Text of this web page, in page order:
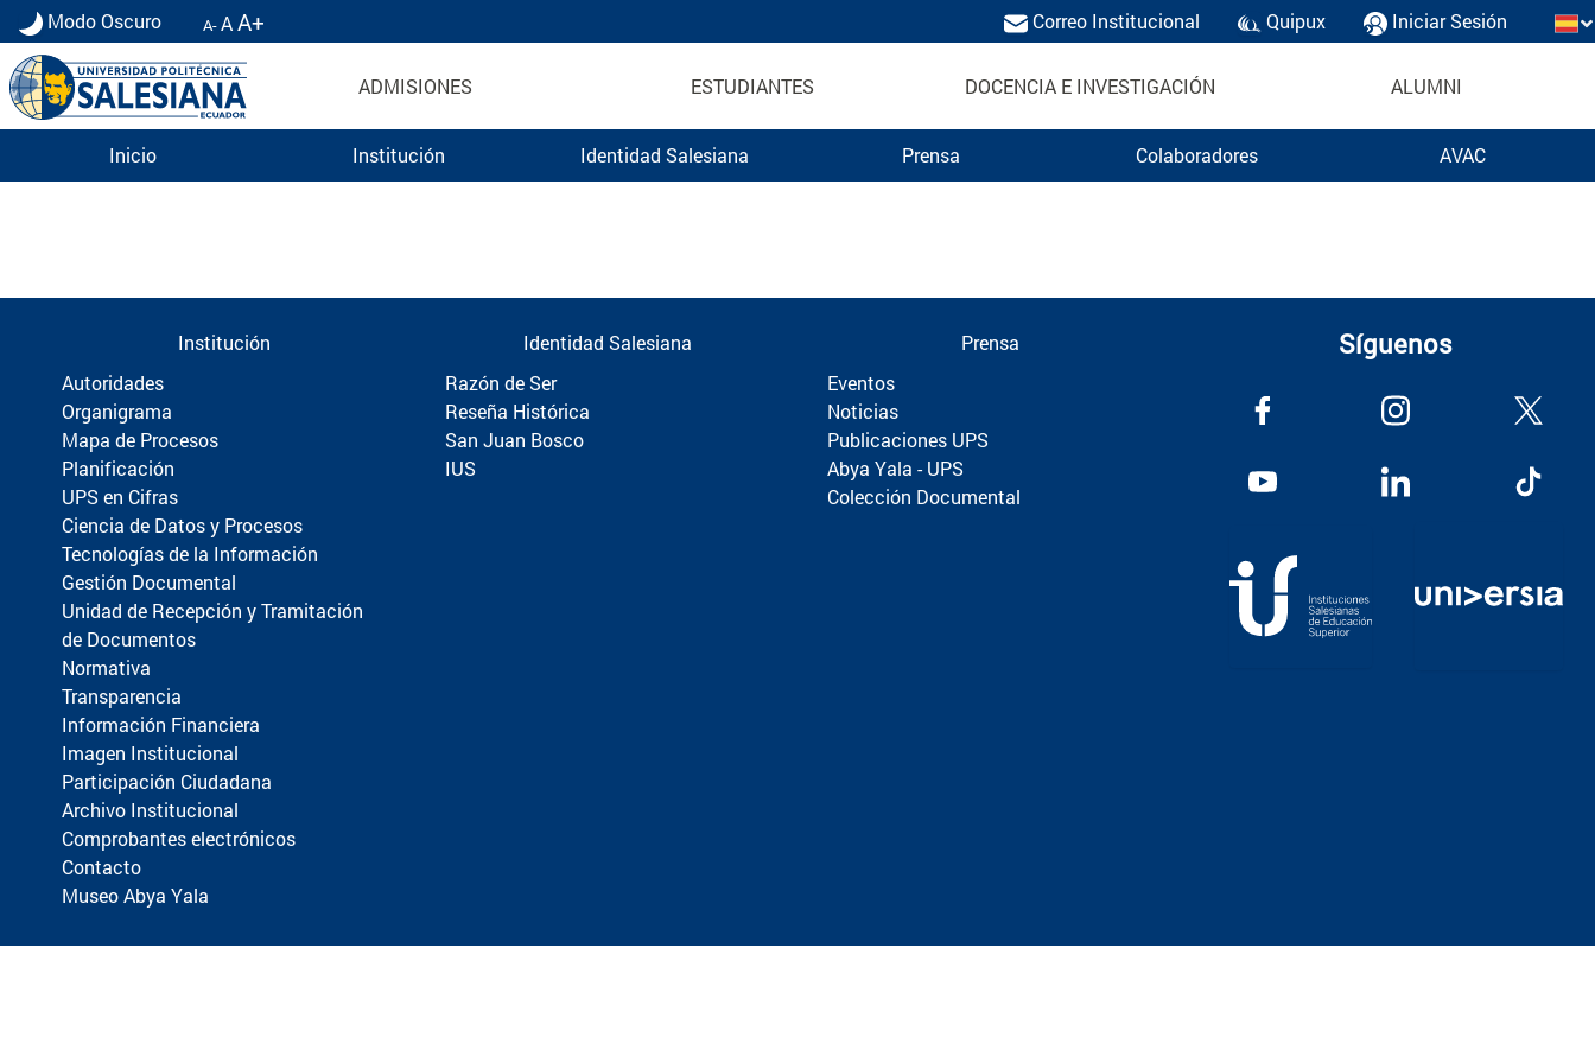
Modo Oscuro A-AA+ Correo Institucional Quipux Iniciar Sesión
ADMISIONES ESTUDIANTES DOCENCIA E INVESTIGACIÓN ALUMNI
Inicio Institución Identidad Salesiana Prensa Colaboradores AVAC
Información para Graduados UPS | Universidad Politécnica
Institución
Autoridades
Organigrama
Mapa de Procesos
Planificación
UPS en Cifras
Ciencia de Datos y Procesos
Tecnologías de la Información
Gestión Documental
Unidad de Recepción y Tramitación
de Documentos
Normativa
Transparencia
Información Financiera
Imagen Institucional
Participación Ciudadana
Archivo Institucional
Comprobantes electrónicos
Contacto
Museo Abya Yala
Identidad Salesiana
Razón de Ser
Reseña Histórica
San Juan Bosco
IUS
Prensa
Eventos
Noticias
Publicaciones UPS
Abya Yala - UPS
Colección Documental
Síguenos